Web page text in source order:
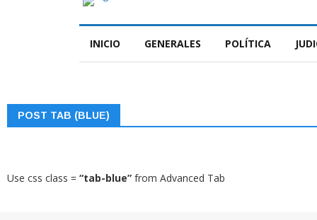
INICIO GENERALES POLÍTICA
POST TAB (BLUE)
Use css class = “tab-blue” from Advanced Tab